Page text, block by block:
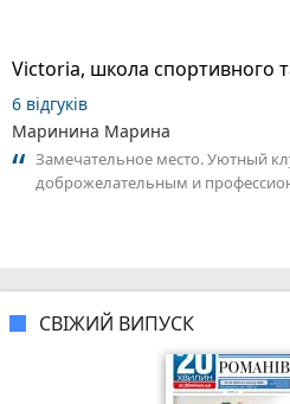
6 відгуків
Маринина Марина
Замечательное место. Уютный
доброжелательным и
СВІЖИЙ ВИПУСК